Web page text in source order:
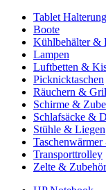
Tablet Halterung
Boote
Kühlbehälter &
Lampen
Luftbetten &
Picknicktaschen
Räuchern &
Schirme &
Schlafsäcke &
Stühle & Liegen
Transporttrolley
Zelte & Zubehör